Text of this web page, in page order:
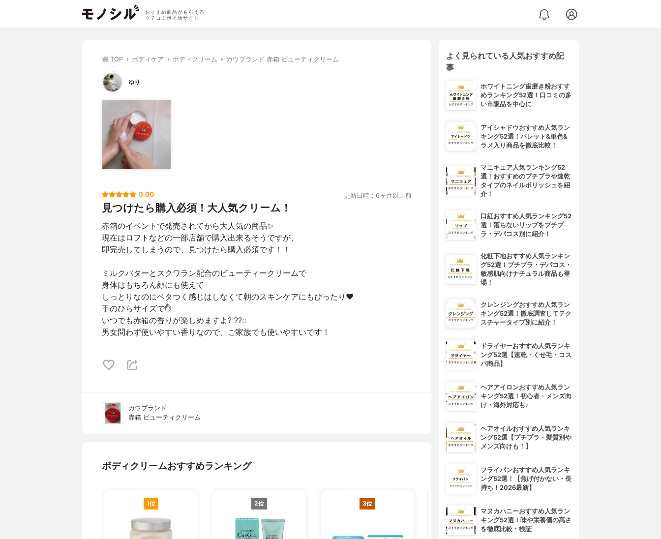
おすすめ商品がもらえる
クチコミポイ活サイト
TOP ボディケア ボディクリーム カウブランド 赤箱 ビューティクリーム
ゆり
5.00 更新日時：6ヶ月以上前
見つけたら購入必須！大人気クリーム！
赤箱のイベントで発売されてから大人気の商品✨
現在はロフトなどの一部店舗で購入出来るそうですが、
即完売してしまうので、見つけたら購入必須です！！
ミルクバターとスクワラン配合のビューティークリームで
身体はもちろん顔にも使えて
しっとりなのにベタつく感じはしなくて朝のスキンケアにもぴったり❤️
手のひらサイズで✋
いつでも赤箱の香りが楽しめますよ‪‪? ??◌‬
男女問わず使いやすい香りなので、ご家族でも使いやすいです！
カウブランド
赤箱 ビューティクリーム
ボディクリームおすすめランキング
1位 2位 3位
よく見られている人気おすすめ記
事
ホワイトニング歯磨き粉おすす
めランキング52選！口コミの多
い市販品を中心に
アイシャドウおすすめ人気ラン
キング52選！パレット&単色&
ラメ入り商品を徹底比較！
マニキュア人気ランキング52
選！おすすめのプチプラや速乾
タイプのネイルポリッシュを紹
介！
口紅おすすめ人気ランキング52
選！落ちないリップをプチプ
ラ・デパコス別に紹介！
化粧下地おすすめ人気ランキン
グ52選！プチプラ・デパコス・
敏感肌向けナチュラル商品も登
場！
クレンジングおすすめ人気ラン
キング52選！徹底調査してテク
スチャータイプ別に紹介！
ドライヤーおすすめ人気ランキ
ング52選【速乾・くせ毛・コス
パ商品】
ヘアアイロンおすすめ人気ラン
キング52選！初心者・メンズ向
け・海外対応も♪
ヘアオイルおすすめ人気ランキ
ング52選【プチプラ・髪質別や
メンズ向けも！】
フライパンおすすめ人気ランキ
ング52選！【焦げ付かない・長
持ち！2026最新】
マヌカハニーおすすめ人気ラン
キング52選！味や栄養価の高さ
を徹底比較・検証